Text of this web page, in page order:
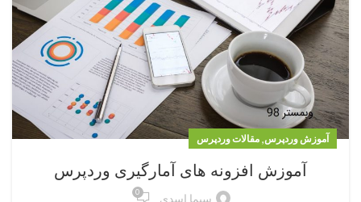
آموزش وردپرس, مقالات وردپرس
آموزش افزونه های آمارگیری وردپرس
سیما اسدی 0